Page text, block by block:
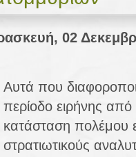
02
Αυτά που
περίοδο ειρήνης
κατάσταση πολέμου
στρατιωτικούς